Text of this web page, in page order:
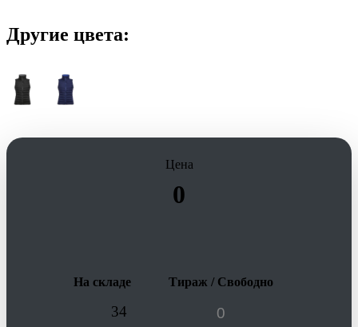
Другие цвета:
Цена
0
На складе Тираж / Свободно
34